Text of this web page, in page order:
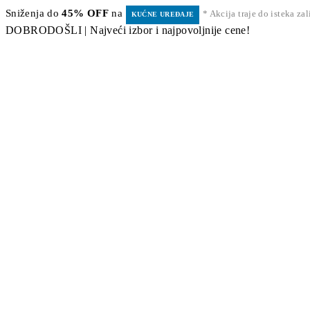
Sniženja do45% OFF na KUĆNE UREĐAJE * Akcija traje do isteka
DOBRODOŠLI | Najveći izbor i najpovoljnije cene!